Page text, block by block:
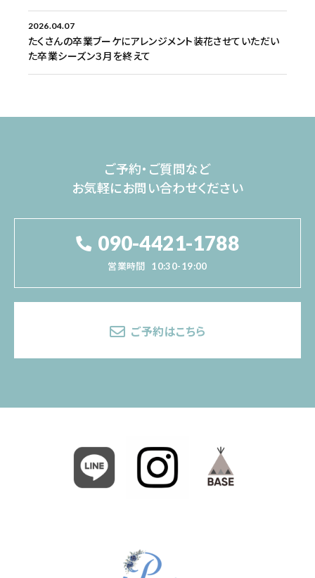
2026.04.07
たくさんの卒業ブーケにアレンジメント装花させていただい
た卒業シーズン３月を終えて
ご予約・ご質問など
お気軽にお問い合わせください
090-4421-1788
営業時間 10:30-19:00
ご予約はこちら